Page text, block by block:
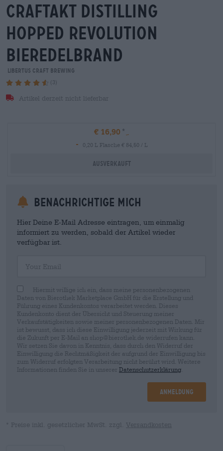
craftakt distilling
hopped revolution
bieredelbrand
Libertus Craft Brewing
(3)
Artikel derzeit nicht lieferbar
€ 16,90
-
0,20 L Flasche € 84,50 / L
Ausverkauft
Benachrichtige mich
Hier Deine E-Mail Adresse eintragen, um einmalig
informiert zu werden, sobald der Artikel wieder
verfügbar ist.
Hiermit willige ich ein, dass meine personenbezogenen
Daten von Bierothek Marketplace GmbH für die Erstellung und
Führung eines Kundenkontos verarbeitet werden. Dieses
Kundenkonto dient der Übersicht und Steuerung meiner
Verkaufstätigkeiten sowie meiner personenbezogenen Daten. Mir
ist bewusst, dass ich diese Einwilligung jederzeit mit Wirkung für
die Zukunft per E-Mail an shop@bierothek.de widerrufen kann.
Wir setzen Sie davon in Kenntnis, dass durch den Widerruf der
Einwilligung die Rechtmäßigkeit der aufgrund der Einwilligung bis
zum Widerruf erfolgten Verarbeitung nicht berührt wird. Weitere
Informationen finden Sie in unserer Datenschutzerklärung
Anmeldung
* Preise inkl. gesetzlicher MwSt. zzgl. Versandkosten